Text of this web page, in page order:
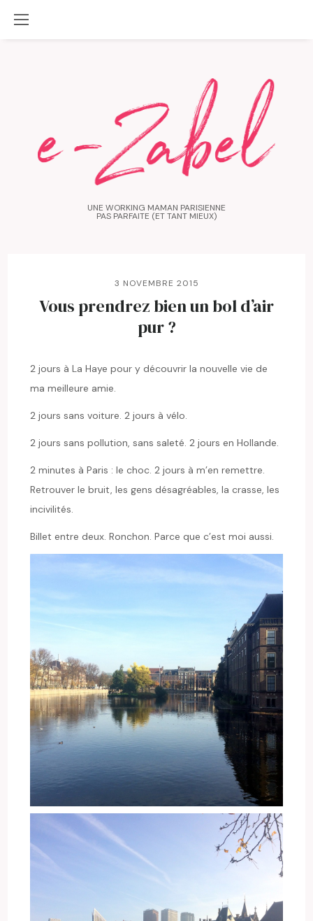
UNE WORKING MAMAN PARISIENNE
PAS PARFAITE (ET TANT MIEUX)
3 NOVEMBRE 2015
Vous prendrez bien un bol d’air
pur ?
2 jours à La Haye pour y découvrir la nouvelle vie de
ma meilleure amie.
2 jours sans voiture. 2 jours à vélo.
2 jours sans pollution, sans saleté. 2 jours en Hollande.
2 minutes à Paris : le choc. 2 jours à m’en remettre.
Retrouver le bruit, les gens désagréables, la crasse, les
incivilités.
Billet entre deux. Ronchon. Parce que c’est moi aussi.